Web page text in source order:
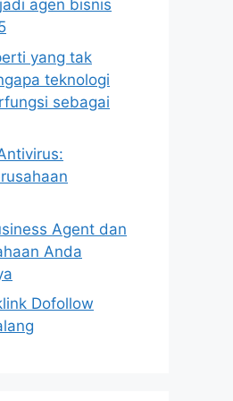
agen bisnis
yang tak
teknologi
sebagai
Agent dan
Anda
Dofollow